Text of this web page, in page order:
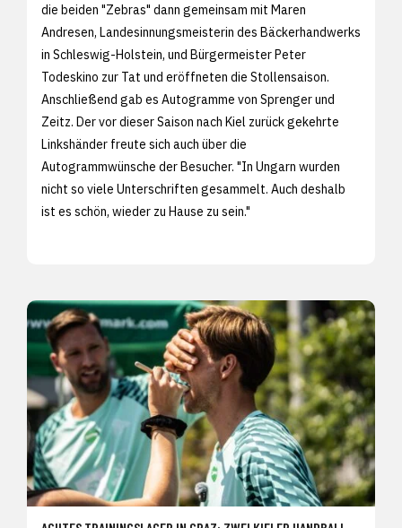
die beiden "Zebras" dann gemeinsam mit Maren
Andresen, Landesinnungsmeisterin des Bäckerhandwerks
in Schleswig-Holstein, und Bürgermeister Peter
Todeskino zur Tat und eröffneten die Stollensaison.
Anschließend gab es Autogramme von Sprenger und
Zeitz. Der vor dieser Saison nach Kiel zurück gekehrte
Linkshänder freute sich auch über die
Autogrammwünsche der Besucher. "In Ungarn wurden
nicht so viele Unterschriften gesammelt. Auch deshalb
ist es schön, wieder zu Hause zu sein."